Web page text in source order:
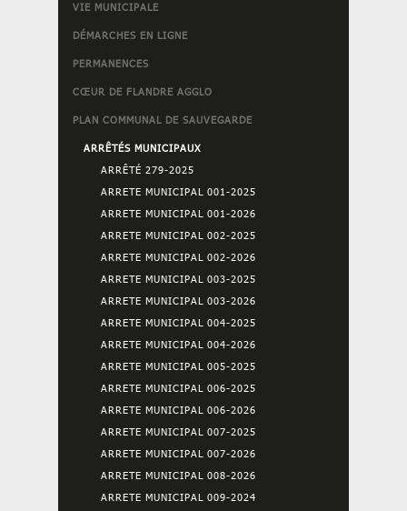
VIE MUNICIPALE
DÉMARCHES EN LIGNE
PERMANENCES
CŒUR DE FLANDRE AGGLO
PLAN COMMUNAL DE SAUVEGARDE
ARRÊTÉS MUNICIPAUX
ARRÊTÉ 279-2025
ARRETE MUNICIPAL 001-2025
ARRETE MUNICIPAL 001-2026
ARRETE MUNICIPAL 002-2025
ARRETE MUNICIPAL 002-2026
ARRETE MUNICIPAL 003-2025
ARRETE MUNICIPAL 003-2026
ARRETE MUNICIPAL 004-2025
ARRETE MUNICIPAL 004-2026
ARRETE MUNICIPAL 005-2025
ARRETE MUNICIPAL 006-2025
ARRETE MUNICIPAL 006-2026
ARRETE MUNICIPAL 007-2025
ARRETE MUNICIPAL 007-2026
ARRETE MUNICIPAL 008-2026
ARRETE MUNICIPAL 009-2024